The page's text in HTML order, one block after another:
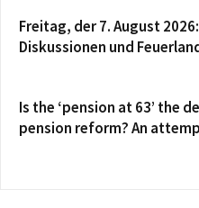
Freitag, der 7. August
Diskussionen und
Is the ‘pension at 63’ the
pension reform? An